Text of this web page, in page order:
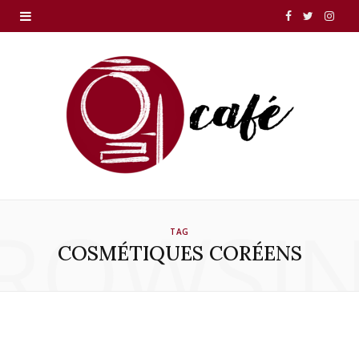
F
e
I
TAG
COSMÉTIQUES CORÉENS